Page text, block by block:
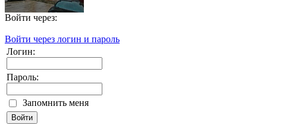
Войти через:
Войти через логин и пароль
Логин:
Пароль:
Запомнить меня